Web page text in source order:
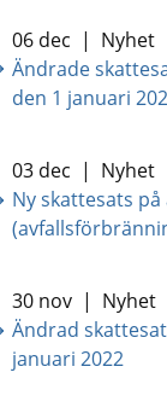
06 dec | Nyhet
Ändrade
den 1 januari
03 dec | Nyhet
Ny skattesats
30 nov | Nyhet
Ändrad
januari 2022